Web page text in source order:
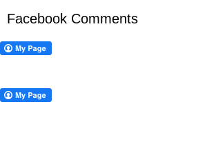
Facebook Comments